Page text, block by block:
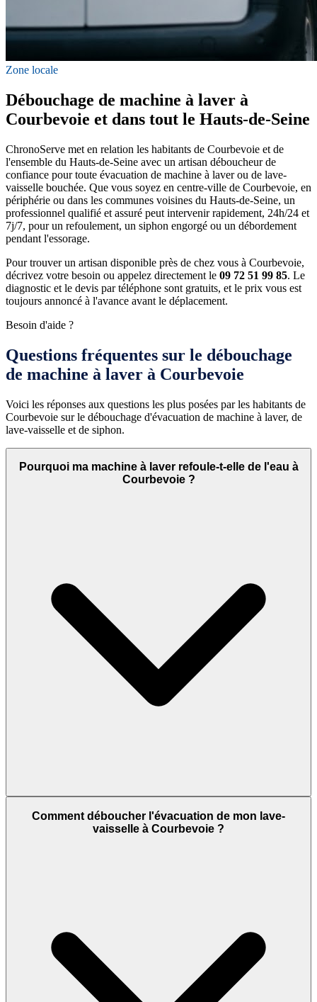
Zone locale
Débouchage de machine à laver à
Courbevoie et dans tout le Hauts-de-Seine
ChronoServe met en relation les habitants de Courbevoie et de
l'ensemble du Hauts-de-Seine avec un artisan déboucheur de
confiance pour toute évacuation de machine à laver ou de lave-
vaisselle bouchée. Que vous soyez en centre-ville de Courbevoie, en
périphérie ou dans les communes voisines du Hauts-de-Seine, un
professionnel qualifié et assuré peut intervenir rapidement, 24h/24 et
7j/7, pour un refoulement, un siphon engorgé ou un débordement
pendant l'essorage.
Pour trouver un artisan disponible près de chez vous à Courbevoie,
décrivez votre besoin ou appelez directement le 09 72 51 99 85. Le
diagnostic et le devis par téléphone sont gratuits, et le prix vous est
toujours annoncé à l'avance avant le déplacement.
Besoin d'aide ?
Questions fréquentes sur le débouchage
de machine à laver à Courbevoie
Voici les réponses aux questions les plus posées par les habitants de
Courbevoie sur le débouchage d'évacuation de machine à laver, de
lave-vaisselle et de siphon.
Pourquoi ma machine à laver refoule-t-elle de l'eau à
Courbevoie ?
Comment déboucher l'évacuation de mon lave-
vaisselle à Courbevoie ?